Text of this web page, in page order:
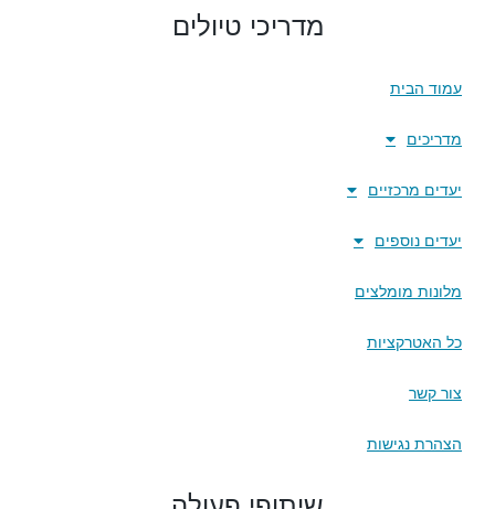
מדריכי טיולים
עמוד הבית
מדריכים
יעדים מרכזיים
יעדים נוספים
מלונות מומלצים
כל האטרקציות
צור קשר
הצהרת נגישות